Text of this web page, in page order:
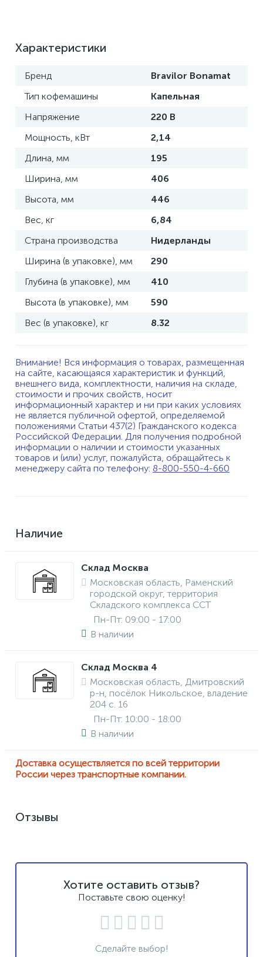
Характеристики
Бренд
Bravilor Bonamat
Тип кофемашины
Капельная
Напряжение
220 В
Мощность, кВт
2,14
Длина, мм
195
Ширина, мм
406
Высота, мм
446
Вес, кг
6,84
Страна производства
Нидерланды
Ширина (в упаковке), мм
290
Глубина (в упаковке), мм
410
Высота (в упаковке), мм
590
Вес (в упаковке), кг
8.32
Внимание! Вся информация о товарах, размещенная
на сайте, касающаяся характеристик и функций,
внешнего вида, комплектности, наличия на складе,
стоимости и прочих свойств, носит
информационный характер и ни при каких условиях
не является публичной офертой, определяемой
положениями Статьи 437(2) Гражданского кодекса
Российской Федерации. Для получения подробной
информации о наличии и стоимости указанных
товаров и (или) услуг, пожалуйста, обращайтесь к
менеджеру сайта по телефону: 8-800-550-4-660
Наличие
Склад Москва
Московская область, Раменский
городской округ, территория
Складского комплекса ССТ
Пн-Пт: 09:00 - 17:00
В наличии
Склад Москва 4
Московская область, Дмитровский
р-н, посёлок Никольское, владение
204 с. 16
Пн-Пт: 10:00 - 18:00
В наличии
Доставка осуществляется по всей территории
России через транспортные компании.
Отзывы
Хотите оставить отзыв?
Поставьте свою оценку!
Сделайте выбор!